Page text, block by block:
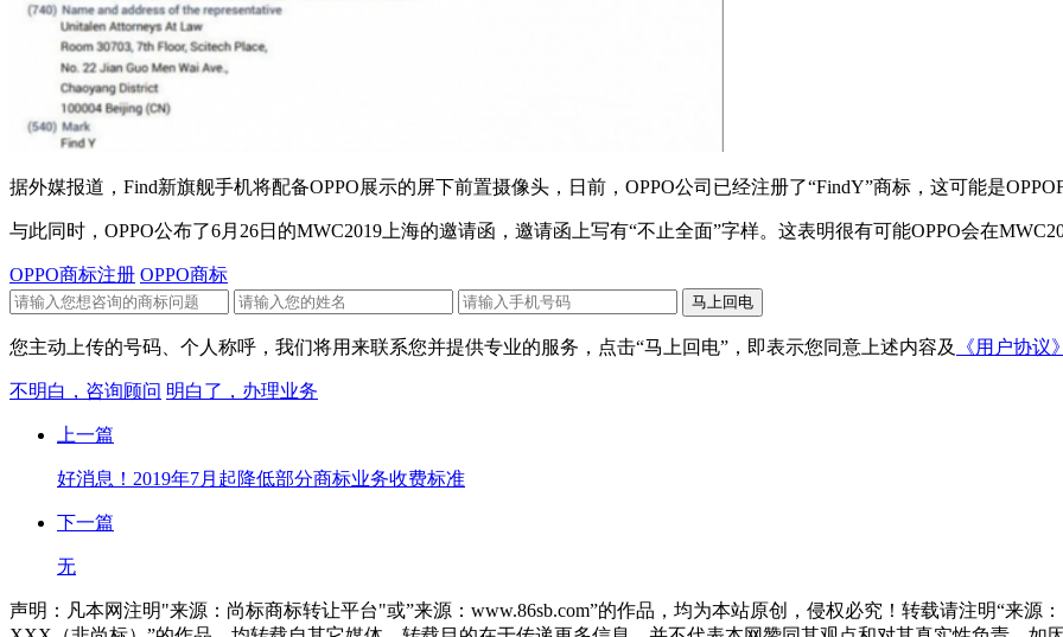
据外媒报道，Find新旗舰手机将配备OPPO展示的屏下前置摄像头，日前，OPPO公司已经注册了“FindY”商标，这可能是
与此同时，OPPO公布了6月26日的MWC2019上海的邀请函，邀请函上写有“不止全面”字样。这表明很有可能OPPO会在
OPPO商标注册 OPPO商标
您主动上传的号码、个人称呼，我们将用来联系您并提供专业的服务，点击“马上回电”，即表示您同意上述内容及 《用户协议
不明白，咨询顾问 明白了，办理业务
上一篇
好消息！2019年7月起降低部分商标业务收费标准
下一篇
无
声明：凡本网注明"来源：尚标商标转让平台"或”来源：www.86sb.com”的作品，均为本站原创，侵权必究！转载请注明“来源